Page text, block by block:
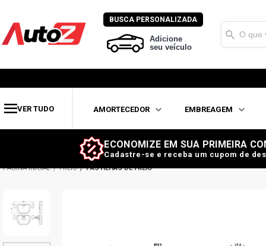
BUSCA PERSONALIZADA
Adicione
seu veículo
VER TUDO AMORTECEDOR EMBREAGEM
ECONOMIZE EM SUA PRIMEIRA
Cadastre-se e receba um cupom de
FREIO PASTILHAS DE FREIO